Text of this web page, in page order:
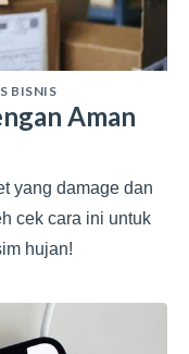
BISNIS
Aman
yang damage dan
cek cara ini untuk
hujan!